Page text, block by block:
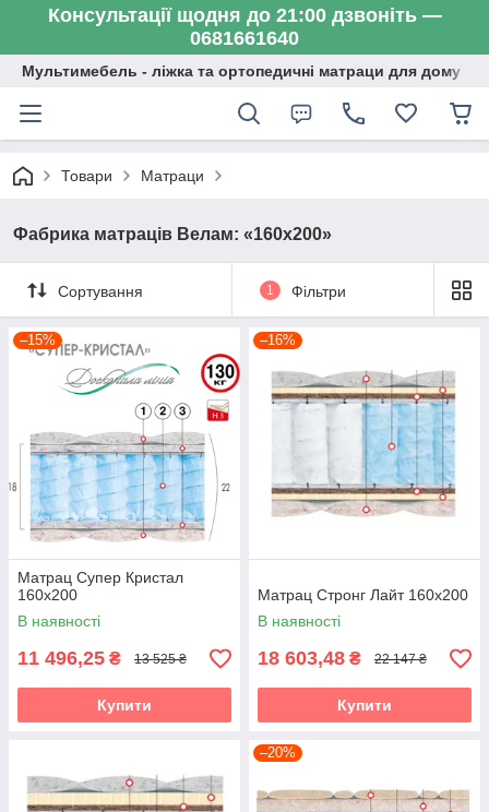
Консультації щодня до 21:00 дзвоніть —
0681661640
Мультимебель - ліжка та ортопедичні матраци для дому
Товари Матраци
Фабрика матраців Велам: «160х200»
Сортування 1 Фільтри
–15%
Матрац Супер Кристал
160х200
В наявності
11 496,25 ₴ 13 525 ₴
Купити
–16%
Матрац Стронг Лайт 160х200
В наявності
18 603,48 ₴ 22 147 ₴
Купити
–20%